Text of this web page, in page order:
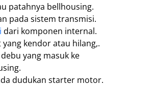
patahnya bellhousing.
pada sistem transmisi.
dari komponen internal.
yang kendor atau hilang,.
yang masuk ke
dudukan starter motor.